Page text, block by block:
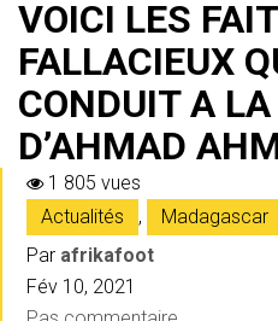
VOICI LES
FALLACIEUX
CONDUIT A
D’AHMAD
1 805 vues
Actualités
,
Madagascar
Par afrikafoot
Fév 10, 2021